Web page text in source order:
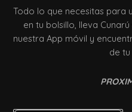
Todo lo que necesitas para
en tu bolsillo, lleva
nuestra App móvil y
de